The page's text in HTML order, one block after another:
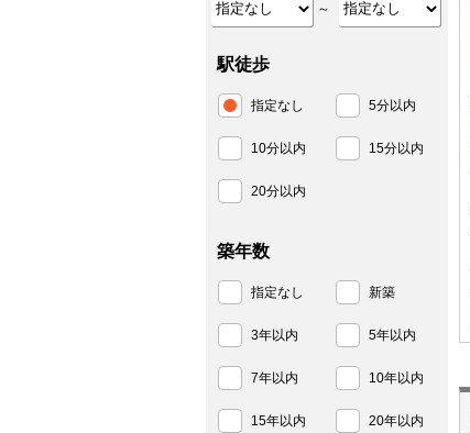
～
駅徒歩
指定なし 5分以内
10分以内 15分以内
20分以内
築年数
指定なし 新築
3年以内 5年以内
7年以内 10年以内
15年以内 20年以内